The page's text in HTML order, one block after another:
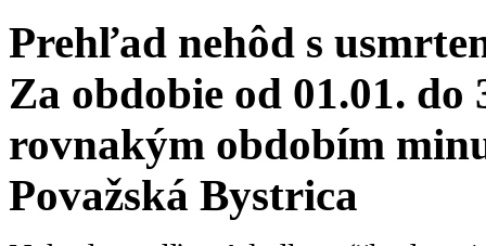
Prehľad nehôd s
Za obdobie od 01.01. do
rovnakým obdobím
Považská Bystrica